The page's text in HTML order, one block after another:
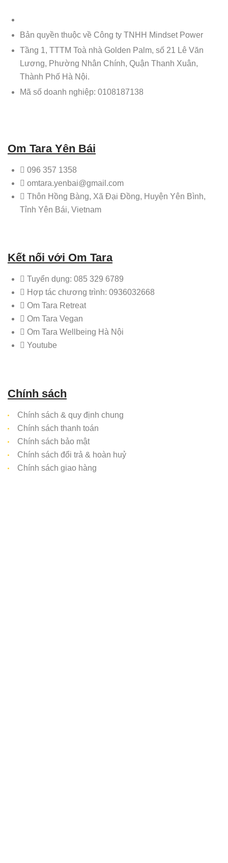
Bản quyền thuộc về Công ty TNHH Mindset Power
Tầng 1, TTTM Toà nhà Golden Palm, số 21 Lê Văn
Lương, Phường Nhân Chính, Quận Thanh Xuân,
Thành Phố Hà Nội.
Mã số doanh nghiệp: 0108187138
Om Tara Yên Bái
096 357 1358
omtara.yenbai@gmail.com
Thôn Hồng Bàng, Xã Đại Đồng, Huyện Yên Bình,
Tỉnh Yên Bái, Vietnam
Kết nối với Om Tara
Tuyển dụng: 085 329 6789
Hợp tác chương trình: 0936032668
Om Tara Retreat
Om Tara Vegan
Om Tara Wellbeing Hà Nội
Youtube
Chính sách
Chính sách & quy định chung
Chính sách thanh toán
Chính sách bảo mật
Chính sách đổi trả & hoàn huỷ
Chính sách giao hàng